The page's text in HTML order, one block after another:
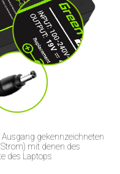
gekennzeichneten
mit denen des
des Laptops